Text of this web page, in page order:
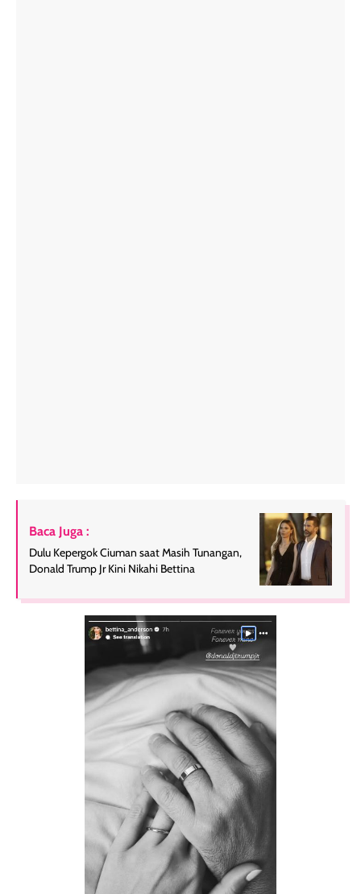
Baca Juga :
Dulu Kepergok Ciuman saat Masih Tunangan,
Donald Trump Jr Kini Nikahi Bettina